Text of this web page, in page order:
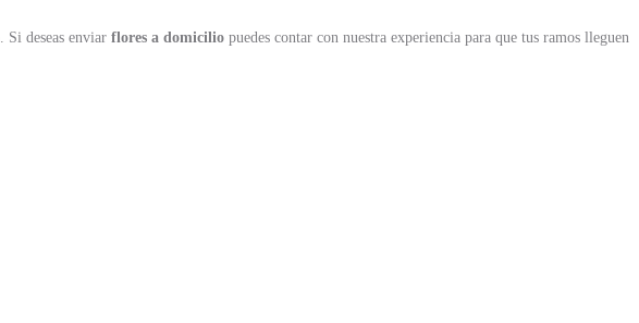
. Si deseas enviar flores a domicilio puedes contar con nuestra experiencia para que tus ramos lleguen